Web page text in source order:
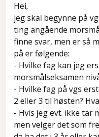
Hei,
jeg skal begynne på
ting angående
finne svar, men er så
på er følgende:
- Hvilke fag kan jeg
morsmålseksamen
- Hvilke fag på vgs
2 eller 3 til høsten?
- Hvis jeg evt. ikke tar
men velger det som